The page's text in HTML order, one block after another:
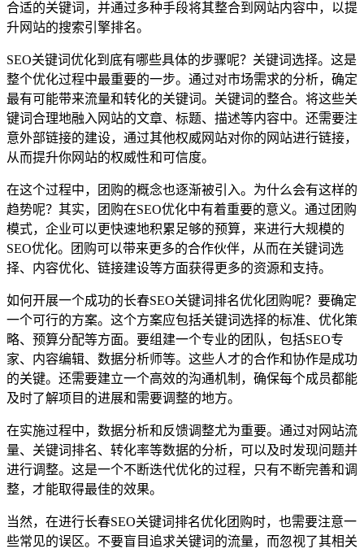
合适的关键词，并通过多种手段将其整合到网站内容中，以提
升网站的搜索引擎排名。
SEO关键词优化到底有哪些具体的步骤呢？关键词选择。这是
整个优化过程中最重要的一步。通过对市场需求的分析，确定
最有可能带来流量和转化的关键词。关键词的整合。将这些关
键词合理地融入网站的文章、标题、描述等内容中。还需要注
意外部链接的建设，通过其他权威网站对你的网站进行链接，
从而提升你网站的权威性和可信度。
在这个过程中，团购的概念也逐渐被引入。为什么会有这样的
趋势呢？其实，团购在SEO优化中有着重要的意义。通过团购
模式，企业可以更快速地积累足够的预算，来进行大规模的
SEO优化。团购可以带来更多的合作伙伴，从而在关键词选
择、内容优化、链接建设等方面获得更多的资源和支持。
如何开展一个成功的长春SEO关键词排名优化团购呢？要确定
一个可行的方案。这个方案应包括关键词选择的标准、优化策
略、预算分配等方面。要组建一个专业的团队，包括SEO专
家、内容编辑、数据分析师等。这些人才的合作和协作是成功
的关键。还需要建立一个高效的沟通机制，确保每个成员都能
及时了解项目的进展和需要调整的地方。
在实施过程中，数据分析和反馈调整尤为重要。通过对网站流
量、关键词排名、转化率等数据的分析，可以及时发现问题并
进行调整。这是一个不断迭代优化的过程，只有不断完善和调
整，才能取得最佳的效果。
当然，在进行长春SEO关键词排名优化团购时，也需要注意一
些常见的误区。不要盲目追求关键词的流量，而忽视了其相关